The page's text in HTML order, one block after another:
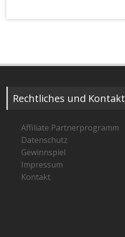
Rechtliches und Kontakt
Affiliate Partnerprogramm
Datenschutz
Gewinnspiel
Impressum
Kontakt